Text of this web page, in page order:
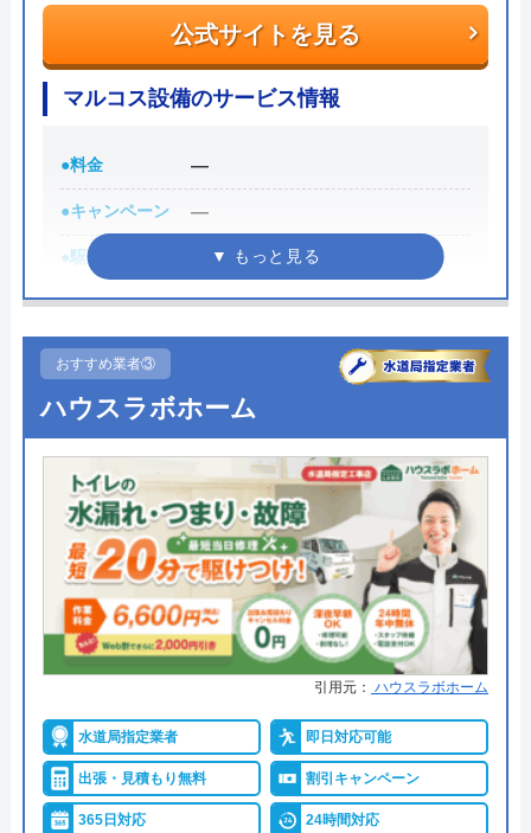
電話で「ホームページを見た」と伝えるだけで3,000
円割引なので、相談する際は電話で相談し、忘れず
に伝えるようにしましょう。
ちなみに、依頼せずとも見積もりにはお金はかから
ないので、相見積もりの際は必ず相談しておきたい
業者の一つです。
イースマイルの詳細ページはこちら
公式サイトを見る
0120-091-026
イースマイルの基本情報
運営会社 株式会社イースマイル
代表者 島村禮孝
1992年6月1日創立
所在地
〒542-0066
大阪府大阪市中央区瓦屋町3丁目7-3 イ
ースマイルビル
対応エリア
公式サイトを見る
マルコス設備のサービス情報
●料金 ―
●キャンペーン ―
●駆けつけ時間
●受付時間 8:00～18:00
●定休日
●出張見積もり ―
●支払い方法 現金、クレジットカード
●累計実績 ―
●保証・保険 ―
詳細は公式HPでご確認ください
マルコス設備がおすすめの理由
マルコス設備はお住いの様々なお悩み事を解決して
いる業者で、水回りのトラブル対応、水回り設備の
リフォーム、給湯器の交換などを依頼できます。対
応エリアは、山梨県内全域と静岡県、長野県の一部
おすすめ業者③
ハウスラボホーム
引用元： ハウスラボホーム
水道局指定業者 即日対応可能
出張・見積もり無料 割引キャンペーン
365日対応 24時間対応